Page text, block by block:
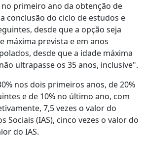
no primeiro ano da obtenção de
conclusão do ciclo de estudos e
desde que a opção seja
máxima prevista e em anos
desde que a idade máxima
ultrapasse os 35 anos, inclusive".
nos dois primeiros anos, de 20%
e de 10% no último ano, com
7,5 vezes o valor do
Sociais (IAS), cinco vezes o valor do
do IAS.